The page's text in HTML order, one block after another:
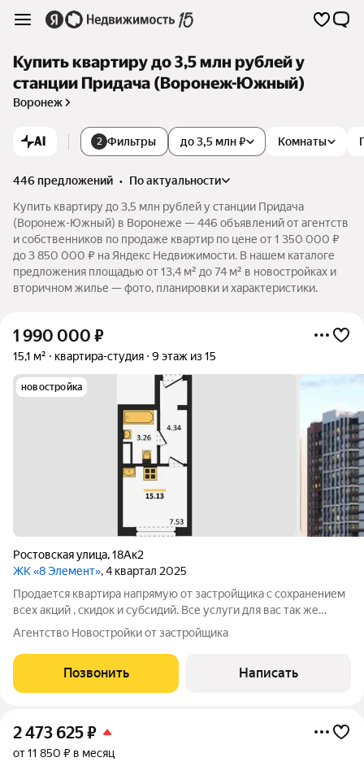
Купить квартиру до 3,5 млн рублей у
станции Придача (Воронеж-Южный)
Воронеж
AI 2 Фильтры Комнаты
до 3,5 млн ₽
446 предложений •
по актуальности
Купить квартиру до 3,5 млн рублей у станции Придача
(Воронеж-Южный) в Воронеже — 446 объявлений от агентств
и собственников по продаже квартир по цене от 1 350 000 ₽
до 3 850 000 ₽ на Яндекс Недвижимости. В нашем каталоге
предложения площадью от 13,4 м² до 74 м² в новостройках и
вторичном жилье — фото, планировки и характеристики.
1 990 000 ₽
15,1 м² квартира-студия 9 этаж из 15
новостройка
Ростовская улица,18Ак2
ЖК «8 Элемент», 4 квартал 2025
Продается квартира напрямую от застройщика с сохранением
всех акций , скидок и субсидий. Все услуги для вас так же
бесплатно. А при покупке с нами вы получаете в подарок
ТЕЛЕВИЗОР на кухню. Жилой комплекс возводится в
Левобережном районе г. Воронежа
Агентство Новостройки от застройщика
Позвонить Написать
2 473 625₽
от 11 850 ₽ в месяц